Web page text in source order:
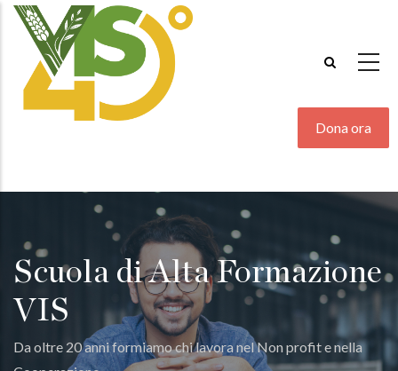
Salta
contenuto
principale
Dona ora
Scuola di Alta Formazione
VIS
Da oltre 20 anni formiamo chi lavora nel Non profit e nella